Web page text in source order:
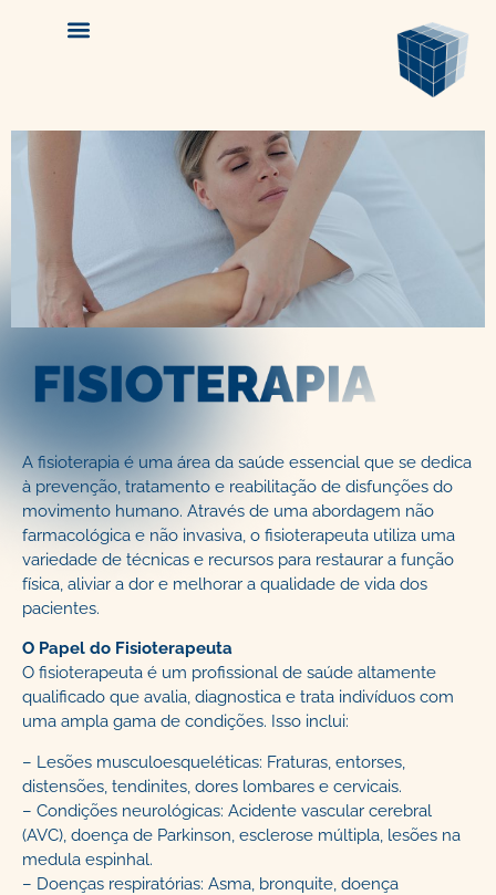
A fisioterapia é uma área da saúde essencial que se dedica
à prevenção, tratamento e reabilitação de disfunções do
movimento humano. Através de uma abordagem não
farmacológica e não invasiva, o fisioterapeuta utiliza uma
variedade de técnicas e recursos para restaurar a função
física, aliviar a dor e melhorar a qualidade de vida dos
pacientes.
O Papel do Fisioterapeuta
O fisioterapeuta é um profissional de saúde altamente
qualificado que avalia, diagnostica e trata indivíduos com
uma ampla gama de condições. Isso inclui:
– Lesões musculoesqueléticas: Fraturas, entorses,
distensões, tendinites, dores lombares e cervicais.
– Condições neurológicas: Acidente vascular cerebral
(AVC), doença de Parkinson, esclerose múltipla, lesões na
medula espinhal.
– Doenças respiratórias: Asma, bronquite, doença